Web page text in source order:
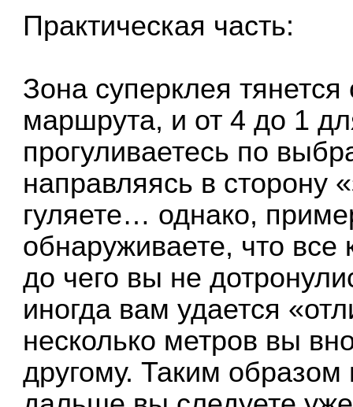
Практическая часть:
Зона суперклея тянется
маршрута, и от 4 до 1
прогуливаетесь по
направляясь в сторону
гуляете… однако,
обнаруживаете, что все
до чего вы не
иногда вам удается
несколько метров вы
другому. Таким